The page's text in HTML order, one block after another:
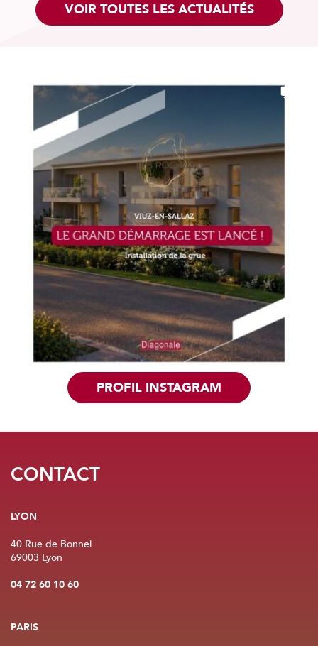
VOIR TOUTES LES ACTUALITÉS
PROFIL INSTAGRAM
CONTACT
LYON
40 Rue de Bonnel
69003 Lyon
04 72 60 10 60
PARIS